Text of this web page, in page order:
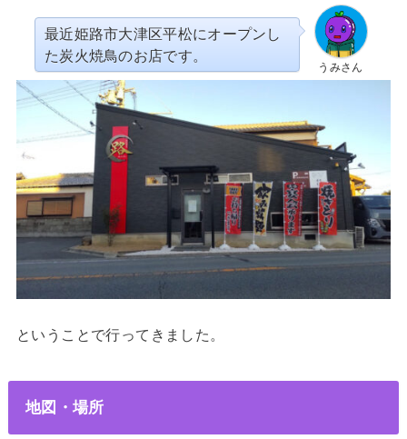
うみさん
最近姫路市大津区平松にオープンし
た炭火焼鳥のお店です。
ということで行ってきました。
地図・場所